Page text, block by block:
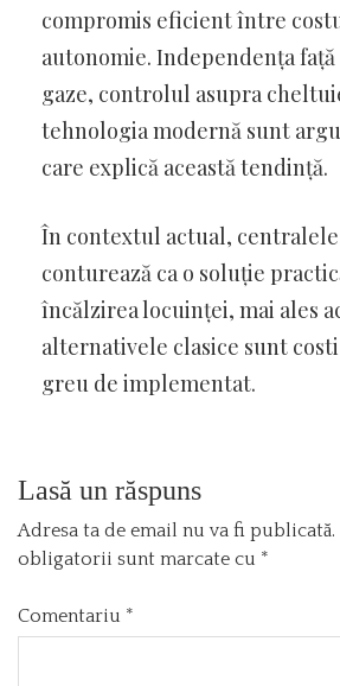
compromis eficient între
autonomie. Independența
gaze, controlul asupra
tehnologia modernă sunt
care explică această tendință.
În contextul actual,
conturează ca o soluție
încălzirea locuinței, mai ales
alternativele clasice sunt
greu de implementat.
Lasă un răspuns
Adresa ta de email nu va fi publicată.
obligatorii sunt marcate cu *
Comentariu *